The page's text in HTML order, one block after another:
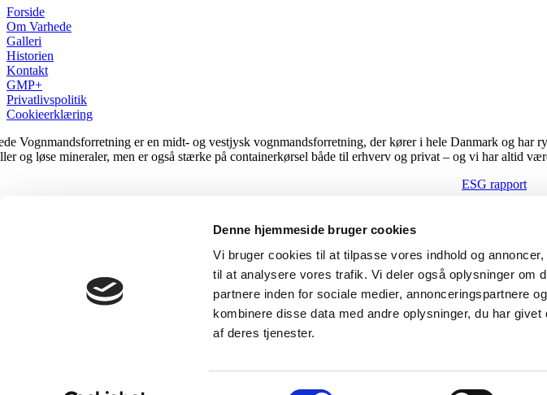
Denne hjemmeside bruger cookies
Vi bruger cookies til at tilpasse vores indhold og
til at analysere vores trafik. Vi deler også oplysninger om
partnere inden for sociale medier, annonceringspartnere
kombinere disse data med andre oplysninger, du har
af deres tjenester.
Forside
Om Varhede
Galleri
Historien
Kontakt
GMP+
Privatlivspolitik
Cookieerklæring
Vognmandsforretning er en midt- og vestjysk vognmandsforretning, der kører i hele Danmark og
og løse mineraler, men er også stærke på containerkørsel både til erhverv og privat – og vi har altid
ESG rapport